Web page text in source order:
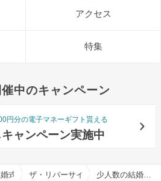
アクセス
特集
催中のキャンペーン
円分の電子マネーギフト貰える
ャンペーン実施中
式場一覧ザ・リバーサイドテラス広島ツリー
少人数の結婚式特集